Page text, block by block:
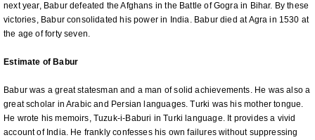
next year, Babur defeated the Afghans in the Battle of Gogra in Bihar. By these
victories, Babur consolidated his power in India. Babur died at Agra in 1530 at
the age of forty seven.
Estimate of Babur
Babur was a great statesman and a man of solid achievements. He was also a
great scholar in Arabic and Persian languages. Turki was his mother tongue.
He wrote his memoirs, Tuzuk-i-Baburi in Turki language. It provides a vivid
account of India. He frankly confesses his own failures without suppressing